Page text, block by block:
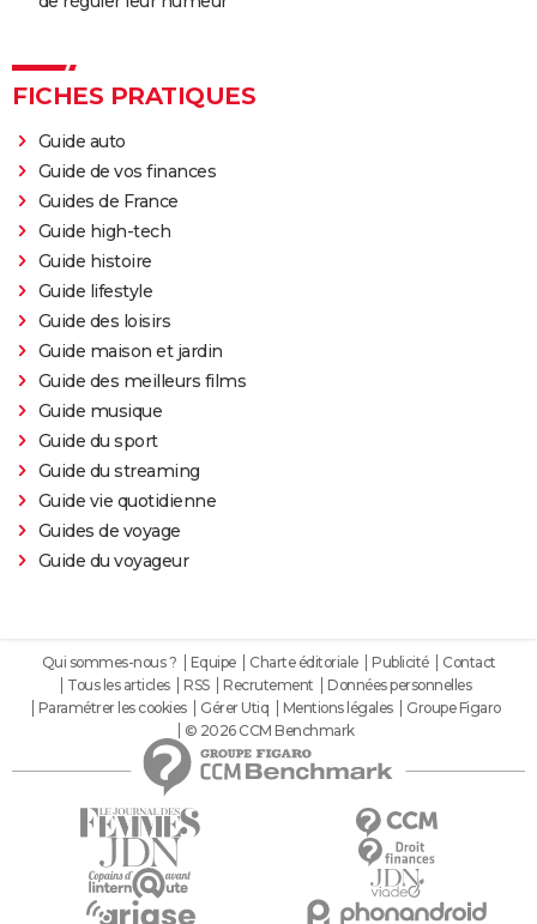
FICHES PRATIQUES
Guide auto
Guide de vos finances
Guides de France
Guide high-tech
Guide histoire
Guide lifestyle
Guide des loisirs
Guide maison et jardin
Guide des meilleurs films
Guide musique
Guide du sport
Guide du streaming
Guide vie quotidienne
Guides de voyage
Guide du voyageur
Qui sommes-nous ? Equipe Charte éditoriale Publicité
Contact
Tous les articles
RSS Recrutement
Données personnelles
Paramétrer les cookies
Gérer Utiq Mentions légales
Groupe Figaro
© 2026 CCM Benchmark